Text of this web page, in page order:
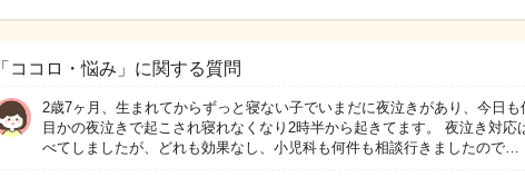
「ココロ・悩み」に関する質問
2歳7ヶ月、生まれてからずっと寝ない子でいまだに夜泣きがあり、今日も
目かの夜泣きで起こされ寝れなくなり2時半から起きてます。 夜泣き対応
べてしましたが、どれも効果なし、小児科も何件も相談行きましたので…